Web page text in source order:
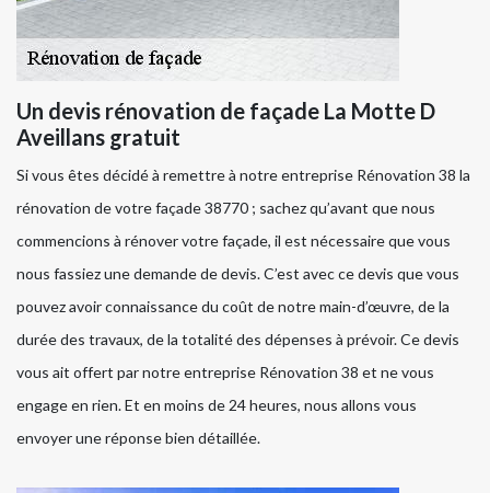
Un devis rénovation de façade La Motte D
Aveillans gratuit
Si vous êtes décidé à remettre à notre entreprise Rénovation 38 la
rénovation de votre façade 38770 ; sachez qu’avant que nous
commencions à rénover votre façade, il est nécessaire que vous
nous fassiez une demande de devis. C’est avec ce devis que vous
pouvez avoir connaissance du coût de notre main-d’œuvre, de la
durée des travaux, de la totalité des dépenses à prévoir. Ce devis
vous ait offert par notre entreprise Rénovation 38 et ne vous
engage en rien. Et en moins de 24 heures, nous allons vous
envoyer une réponse bien détaillée.